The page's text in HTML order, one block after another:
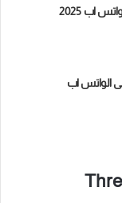
اب 2025
الواتس اب